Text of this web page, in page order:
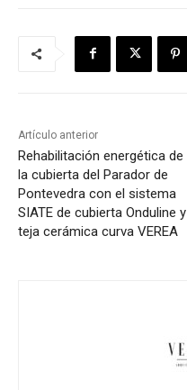
Artículo anterior
Rehabilitación energética de
la cubierta del Parador de
Pontevedra con el sistema
SIATE de cubierta Onduline y
teja cerámica curva VEREA